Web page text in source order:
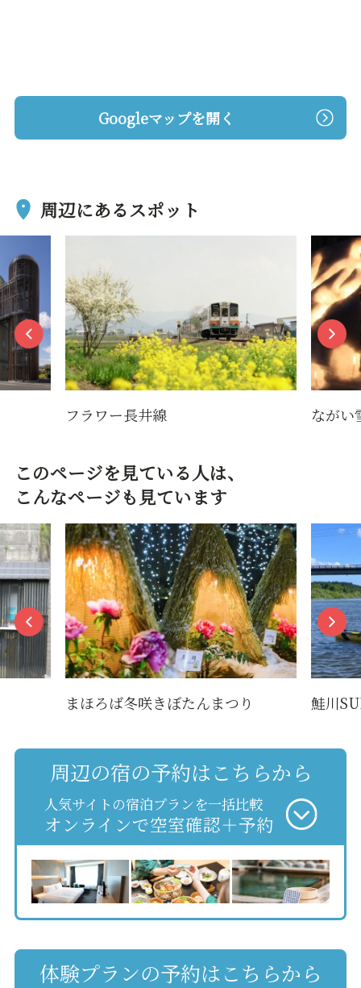
Googleマップを開く
周辺にあるスポット
フラワー長井線 ながい
このページを見ている人は、
こんなページも見ています
まほろば冬咲きぼたんまつり 鮭川
周辺の宿の予約はこちらから
人気サイトの宿泊プランを一括比較
オンラインで空室確認＋予約
体験プランの予約はこちらから